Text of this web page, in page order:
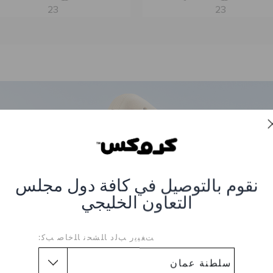
نقوم بالتوصيل في كافة دول مجلس
التعاون الخليجي
ﺖﻐﻴﻳﺭ ﺐﻟﺩ ﺎﻠﺸﺤﻧ ﺎﻠﺧﺎﺻ ﺐﻛ:
23 23